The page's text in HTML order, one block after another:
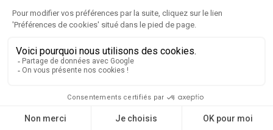
Ambition et innovation
Participez à la réussite d'une entreprise